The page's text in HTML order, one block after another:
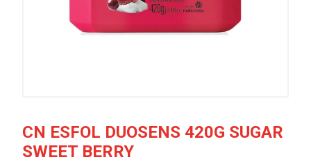
CN ESFOL DUOSENS 420G SUGAR
SWEET BERRY